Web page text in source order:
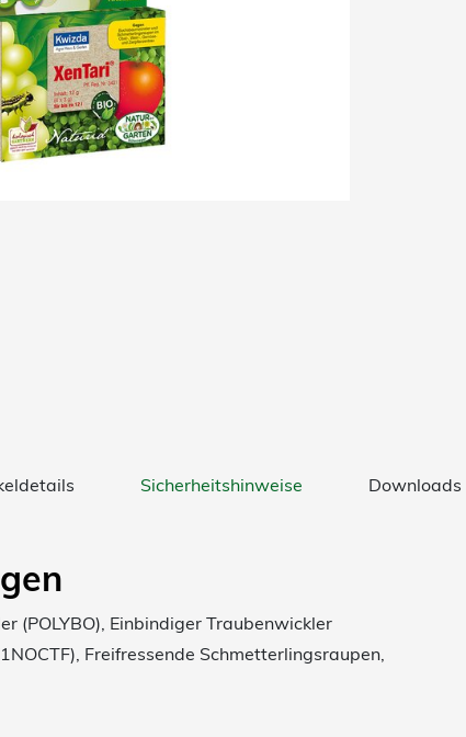
Sicherheitshinweise Downloads
(POLYBO), Einbindiger Traubenwickler
Freifressende Schmetterlingsraupen,